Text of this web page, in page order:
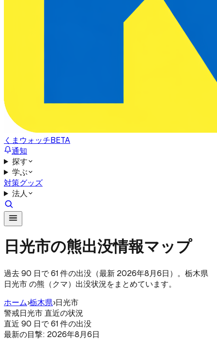
くまウォッチBETA
通知
探す
学ぶ
対策グッズ
法人
日光市の熊出没情報マップ
過去 90 日で 61 件の出没（最新 2026年8月6日）。栃木県
日光市 の熊（クマ）出没状況をまとめています。
ホーム›栃木県›日光市
警戒日光市 直近の状況
直近 90 日で 61 件の出没
最新の目撃: 2026年8月6日